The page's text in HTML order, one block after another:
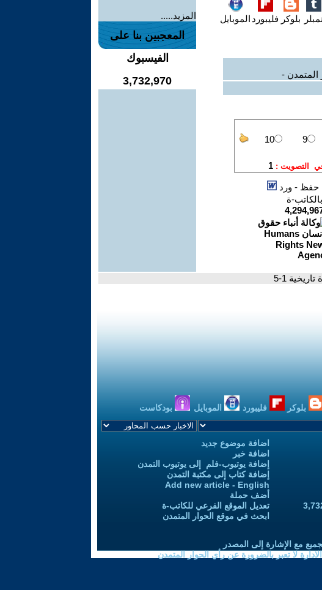
بلوكر فليبورد الموبايل
المتمدن -
حفظ - ورد
ة
المزيد.....
المعجبين بنا على
الفيسبوك
3,732,970
1-5
بلوكر فليبورد الموبايل بودكاست
اضافة موضوع جديد
اضافة خبر
إضافة يوتيوب-فلم إلى يوتيوب التمدن
إضافة كتاب إلى مكتبة التمدن
Add new article - English
أضف حملة
تعديل الموقع الفرعي للكاتب-ة
ابحث في موقع الحوار المتمدن
مع الإشارة إلى المصدر
لا تعبر بالضرورة عن رأي الحوار المتمدن